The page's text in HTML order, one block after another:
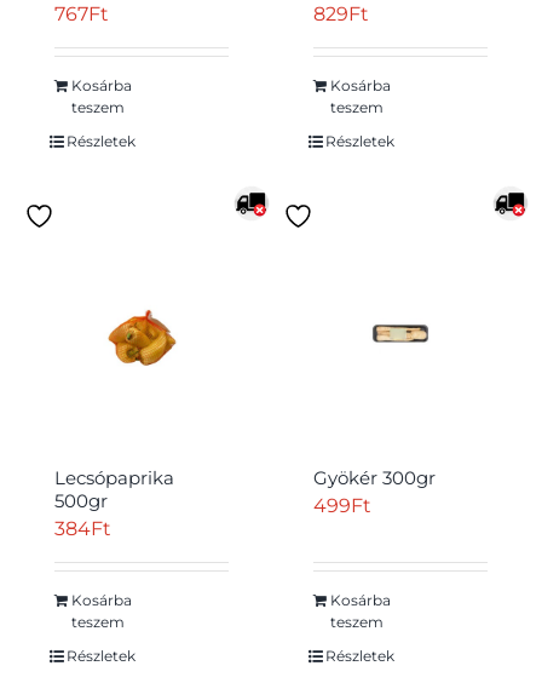
767Ft
Kosárba
teszem
Részletek
829Ft
Kosárba
teszem
Részletek
Lecsópaprika
500gr
384Ft
Kosárba
teszem
Részletek
Gyökér 300gr
499Ft
Kosárba
teszem
Részletek